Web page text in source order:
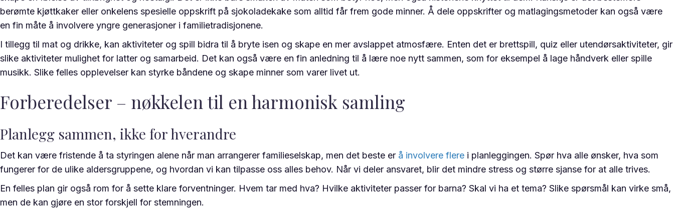
berømte kjøttkaker eller onkelens spesielle oppskrift på sjokoladekake som alltid får frem gode minner. Å dele oppskrifter og matlagingsmetoder kan også være
en fin måte å involvere yngre generasjoner i familietradisjonene.
I tillegg til mat og drikke, kan aktiviteter og spill bidra til å bryte isen og skape en mer avslappet atmosfære. Enten det er brettspill, quiz eller utendørsaktiviteter, gir
slike aktiviteter mulighet for latter og samarbeid. Det kan også være en fin anledning til å lære noe nytt sammen, som for eksempel å lage håndverk eller spille
musikk. Slike felles opplevelser kan styrke båndene og skape minner som varer livet ut.
Forberedelser – nøkkelen til en harmonisk samling
Planlegg sammen, ikke for hverandre
Det kan være fristende å ta styringen alene når man arrangerer familieselskap, men det beste er å involvere flere i planleggingen. Spør hva alle ønsker, hva som
fungerer for de ulike aldersgruppene, og hvordan vi kan tilpasse oss alles behov. Når vi deler ansvaret, blir det mindre stress og større sjanse for at alle trives.
En felles plan gir også rom for å sette klare forventninger. Hvem tar med hva? Hvilke aktiviteter passer for barna? Skal vi ha et tema? Slike spørsmål kan virke små,
men de kan gjøre en stor forskjell for stemningen.